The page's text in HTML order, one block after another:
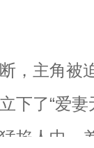
，主角
下了“爱
掐人中，